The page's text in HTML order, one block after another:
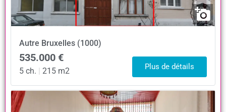
Autre Bruxelles (1000)
535.000 €
5 ch. | 215 m2 Plus de détails